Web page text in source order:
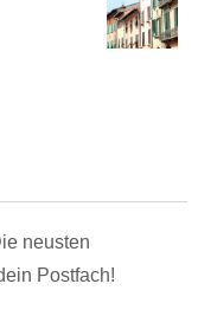
neusten
Postfach!